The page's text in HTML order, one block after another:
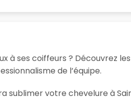
à ses coiffeurs ? Découvrez
de l’équipe.
sublimer votre chevelure à